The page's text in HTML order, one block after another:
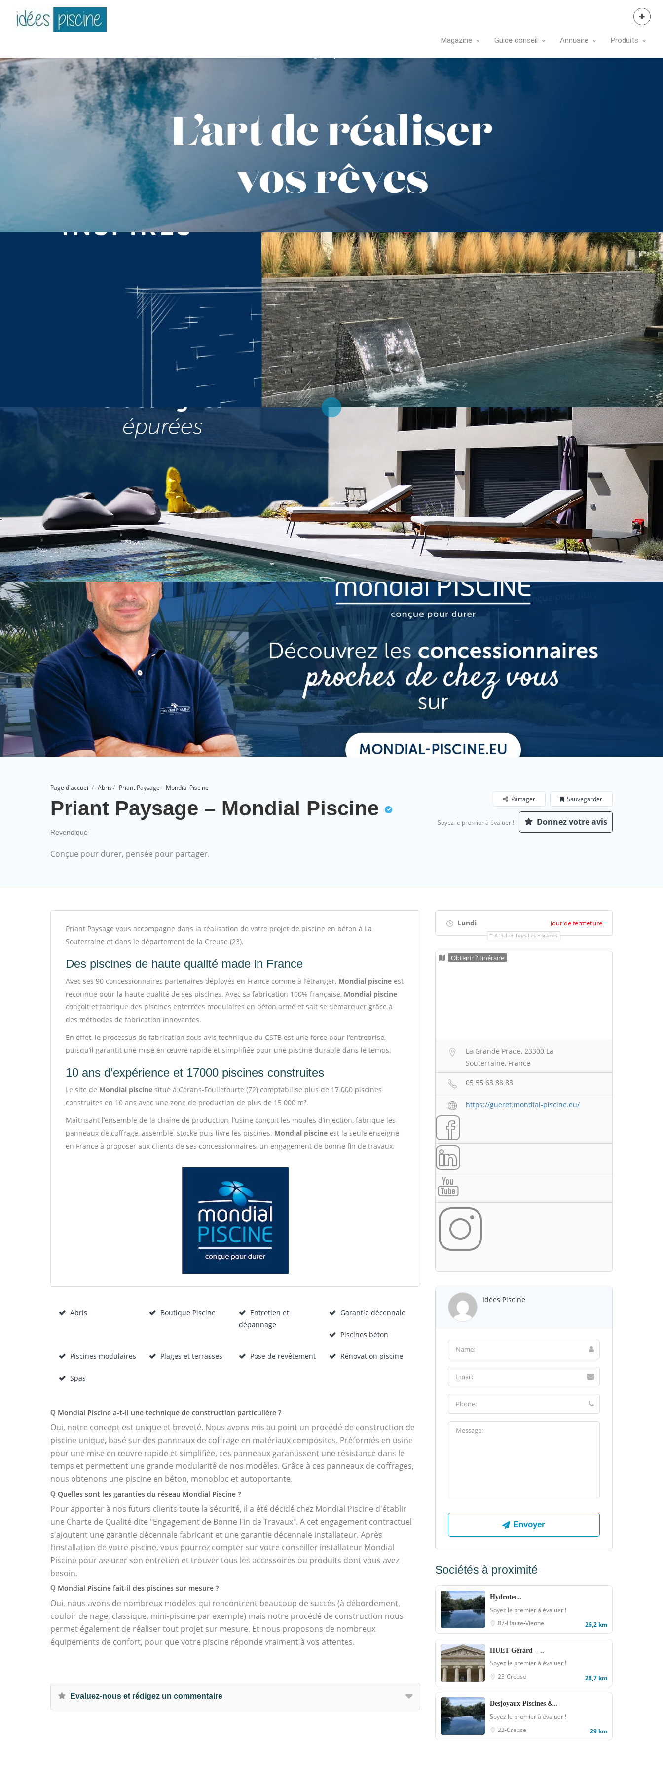
Magazine Guide conseil Annuaire Produits
Page d'accueil Abris Priant Paysage – Mondial Piscine
Priant Paysage – Mondial Piscine
Revendiqué
Conçue pour durer, pensée pour partager.
Sauvegarder
Partager
Soyez le premier à évaluer ! Donnez votre avis
Priant Paysage vous accompagne dans la réalisation de votre projet de piscine en béton à La
Souterraine et dans le département de la Creuse (23).
Des piscines de haute qualité made in France
Avec ses 90 concessionnaires partenaires déployés en France comme à l’étranger, Mondial piscine est
reconnue pour la haute qualité de ses piscines. Avec sa fabrication 100% française, Mondial piscine
conçoit et fabrique des piscines enterrées modulaires en béton armé et sait se démarquer grâce à
des méthodes de fabrication innovantes.
En effet, le processus de fabrication sous avis technique du CSTB est une force pour l’entreprise,
puisqu’il garantit une mise en œuvre rapide et simplifiée pour une piscine durable dans le temps.
10 ans d’expérience et 17000 piscines construites
Le site de Mondial piscine situé à Cérans-Foulletourte (72) comptabilise plus de 17 000 piscines
construites en 10 ans avec une zone de production de plus de 15 000 m².
Maîtrisant l’ensemble de la chaîne de production, l’usine conçoit les moules d’injection, fabrique les
panneaux de coffrage, assemble, stocke puis livre les piscines. Mondial piscine est la seule enseigne
en France à proposer aux clients de ses concessionnaires, un engagement de bonne fin de travaux.
Abris Boutique Piscine
Entretien et
dépannage
Garantie décennale
Piscines béton
Piscines modulaires Plages et terrasses Pose de revêtement Rénovation piscine
Spas
Q Mondial Piscine a-t-il une technique de construction particulière ?
Oui, notre concept est unique et breveté. Nous avons mis au point un procédé de construction de
piscine unique, basé sur des panneaux de coffrage en matériaux composites. Préformés en usine
pour une mise en œuvre rapide et simplifiée, ces panneaux garantissent une résistance dans le
temps et permettent une grande modularité de nos modèles. Grâce à ces panneaux de coffrages,
nous obtenons une piscine en béton, monobloc et autoportante.
Q Quelles sont les garanties du réseau Mondial Piscine ?
Pour apporter à nos futurs clients toute la sécurité, il a été décidé chez Mondial Piscine d'établir
une Charte de Qualité dite "Engagement de Bonne Fin de Travaux". A cet engagement contractuel
s'ajoutent une garantie décennale fabricant et une garantie décennale installateur. Après
l’installation de votre piscine, vous pourrez compter sur votre conseiller installateur Mondial
Piscine pour assurer son entretien et trouver tous les accessoires ou produits dont vous avez
besoin.
Q Mondial Piscine fait-il des piscines sur mesure ?
Oui, nous avons de nombreux modèles qui rencontrent beaucoup de succès (à débordement,
couloir de nage, classique, mini-piscine par exemple) mais notre procédé de construction nous
permet également de réaliser tout projet sur mesure. Et nous proposons de nombreux
équipements de confort, pour que votre piscine réponde vraiment à vos attentes.
Evaluez-nous et rédigez un commentaire
Lundi Jour de fermeture
Afficher Tous Les Horaires
Obtenir l'itinéraire
La Grande Prade, 23300 La
Souterraine, France
05 55 63 88 83
https://gueret.mondial-piscine.eu/
Idées Piscine
Sociétés à proximité
Hydrotec..
Soyez le premier à évaluer !
87-Haute-Vienne
26,2 km
HUET Gérard – ..
Soyez le premier à évaluer !
23-Creuse
28,7 km
Desjoyaux Piscines &..
Soyez le premier à évaluer !
23-Creuse
29 km